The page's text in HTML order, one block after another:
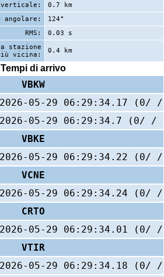
0.7 km
angolare:
124°
RMS:
0.03 s
stazione
vicina:
0.4 km
Tempi di arrivo
VBKW
2026-05-29 06:29:34.17 (0/
2026-05-29 06:29:34.7 (0/ /
VBKE
2026-05-29 06:29:34.22 (0/
VCNE
2026-05-29 06:29:34.24 (0/
CRTO
2026-05-29 06:29:34.01 (0/
VTIR
2026-05-29 06:29:34.18 (0/